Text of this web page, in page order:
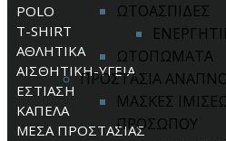
ΩΤΟΑΣΠΙΔΕΣ
ΩΤΟΠΩΜΑΤΑ
ΠΡΟΣΤΑΣΙΑ
ΜΑΣΚΕΣ
ΠΡΟΣΩΠΟΥ
POLO
T-SHIRT
ΑΘΛΗΤΙΚΑ
ΑΙΣΘΗΤΙΚΗ-ΥΓΕΙΑ
ΕΣΤΙΑΣΗ
ΚΑΠΕΛΑ
ΜΕΣΑ ΠΡΟΣΤΑΣΙΑΣ